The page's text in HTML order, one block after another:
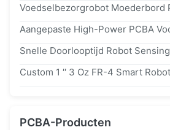
PCBA-Producten